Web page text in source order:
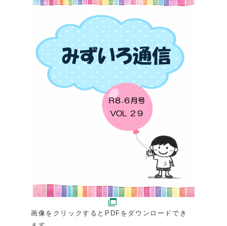
画像をクリックするとPDFをダウンロードでき